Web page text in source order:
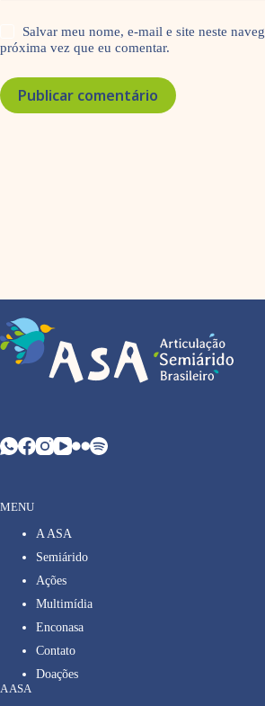
Salvar meu nome, e-mail e site neste
próxima vez que eu comentar.
Publicar comentário
MENU
A ASA
Semiárido
Ações
Multimídia
Enconasa
Contato
Doações
A ASA